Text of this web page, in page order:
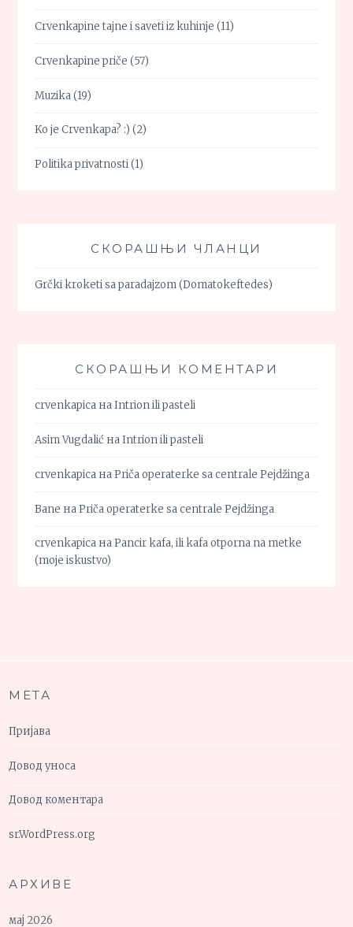
Crvenkapine tajne i saveti iz kuhinje (11)
Crvenkapine priče (57)
Muzika(19)
Ko je Crvenkapa? :) (2)
Politika privatnosti(1)
СКОРАШЊИ ЧЛАНЦИ
Grčki kroketi sa paradajzom (Domatokeftedes)
СКОРАШЊИ КОМЕНТАРИ
crvenkapica наIntrion ili pasteli
Asim Vugdalić наIntrion ili pasteli
crvenkapica наPriča operaterke sa centrale Pejdžinga
Bane наPriča operaterke sa centrale Pejdžinga
crvenkapica наPancir kafa, ili kafa otporna na metke
(moje iskustvo)
МЕТА
Пријава
Довод уноса
Довод коментара
sr.WordPress.org
АРХИВЕ
мај 2026